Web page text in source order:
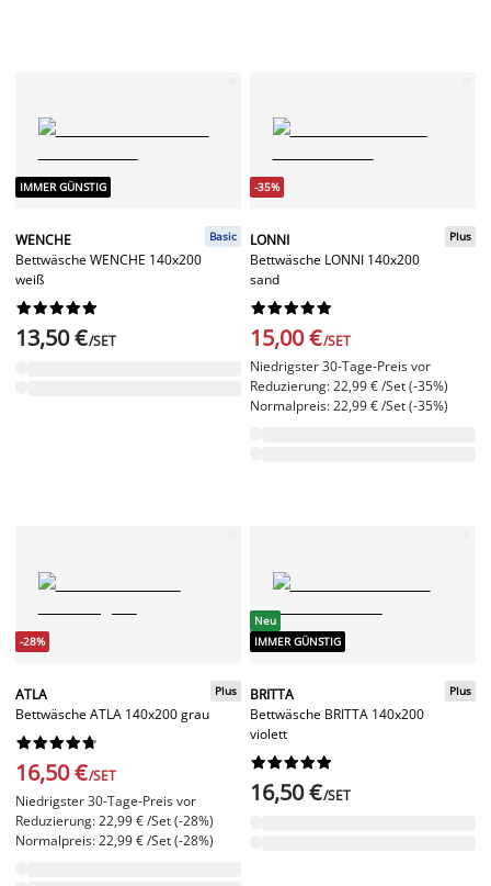
IMMER GÜNSTIG
WENCHE
Bettwäsche WENCHE 140x200
weiß
Basic






13,50 €/SET
-35%
LONNI
Bettwäsche LONNI 140x200
sand
Plus






15,00 €/SET
Niedrigster 30-Tage-Preis vor
Reduzierung: 22,99 € /Set (-35%)
Normalpreis: 22,99 € /Set (-35%)
-28%
ATLA
Bettwäsche ATLA 140x200 grau
Plus






16,50 €/SET
Niedrigster 30-Tage-Preis vor
Reduzierung: 22,99 € /Set (-28%)
Normalpreis: 22,99 € /Set (-28%)
Neu
IMMER GÜNSTIG
BRITTA
Bettwäsche BRITTA 140x200
violett
Plus






16,50 €/SET